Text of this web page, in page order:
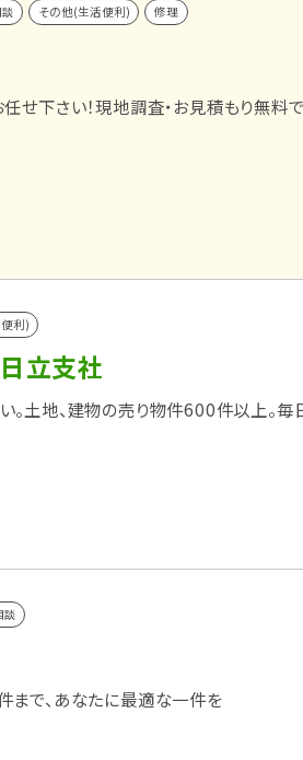
その他(生活便利) 修理
せ下さい！現地調査・お見積もり無料
利)
立支社
土地、建物の売り物件600件以上。毎
談
まで、あなたに最適な一件を